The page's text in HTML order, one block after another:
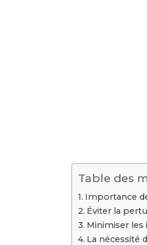
Table des
Importance
Éviter la
Minimiser les
La nécessité